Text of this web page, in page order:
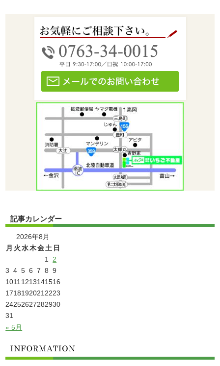
記事カレンダー
2026年8月
月 火 水木金土 日
1 2
3 4 5 6 7 8 9
10111213141516
17181920212223
24252627282930
31
« 5月